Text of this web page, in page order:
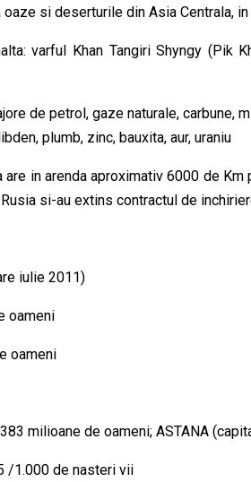
si deserturile din Asia Centrala,
varful Khan Tangiri Shyngy (Pik
de petrol, gaze naturale, carbune,
plumb, zinc, bauxita, aur, uraniu
are in arenda aproximativ 6000 de
si-au extins contractul de
iulie 2011­)
oameni
oameni
milioane de oameni; ASTANA
/1.000 de nasteri vii